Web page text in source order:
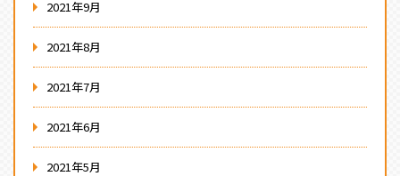
2021年9月
2021年8月
2021年7月
2021年6月
2021年5月